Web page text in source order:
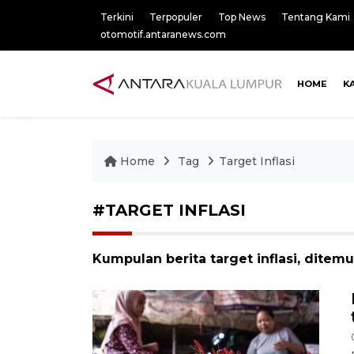
Terkini Terpopuler Top News
Tentang Kami
otomotif.antaranews.com
HOME
Home Tag Target Inflasi
#TARGET INFLASI
Kumpulan berita target inflasi,